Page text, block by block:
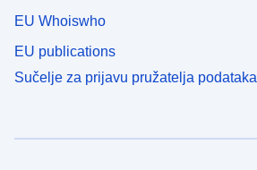
EU Whoiswho
EU publications
Sučelje za prijavu pružatelja podataka